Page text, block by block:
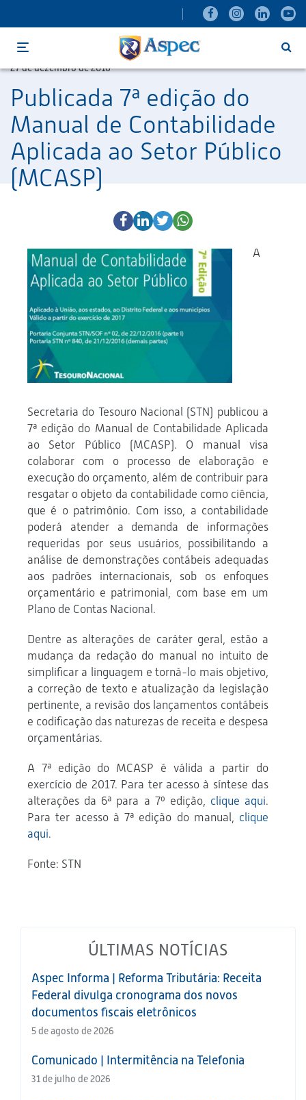
Menu
27 de dezembro de 2016
Publicada 7ª edição do
Manual de Contabilidade
Aplicada ao Setor Público
(MCASP)
A
Secretaria do Tesouro Nacional (STN) publicou a
7ª edição do Manual de Contabilidade Aplicada
ao Setor Público (MCASP). O manual visa
colaborar com o processo de elaboração e
execução do orçamento, além de contribuir para
resgatar o objeto da contabilidade como ciência,
que é o patrimônio. Com isso, a contabilidade
poderá atender a demanda de informações
requeridas por seus usuários, possibilitando a
análise de demonstrações contábeis adequadas
aos padrões internacionais, sob os enfoques
orçamentário e patrimonial, com base em um
Plano de Contas Nacional.
Dentre as alterações de caráter geral, estão a
mudança da redação do manual no intuito de
simplificar a linguagem e torná-lo mais objetivo,
a correção de texto e atualização da legislação
pertinente, a revisão dos lançamentos contábeis
e codificação das naturezas de receita e despesa
orçamentárias.
A 7ª edição do MCASP é válida a partir do
exercício de 2017. Para ter acesso à síntese das
alterações da 6ª para a 7º edição, clique aqui.
Para ter acesso à 7ª edição do manual, clique
aqui.
Fonte: STN
ÚLTIMAS NOTÍCIAS
Aspec Informa | Reforma Tributária: Receita
Federal divulga cronograma dos novos
documentos fiscais eletrônicos
5 de agosto de 2026
Comunicado | Intermitência na Telefonia
31 de julho de 2026